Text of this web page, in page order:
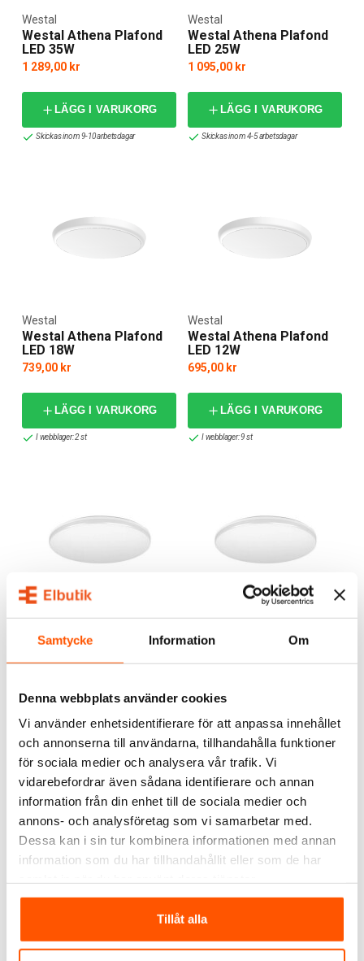
Samtycke Information Om
Denna webbplats använder cookies
Vi använder enhetsidentifierare för att anpassa innehållet
och annonserna till användarna, tillhandahålla funktioner
för sociala medier och analysera vår trafik. Vi
vidarebefordrar även sådana identifierare och annan
information från din enhet till de sociala medier och
annons- och analysföretag som vi samarbetar med.
Dessa kan i sin tur kombinera informationen med annan
information som du har tillhandahållit eller som de har
Tillåt alla
Westal Athena Plafond
LED 35W
Westal
1 289,00 kr
LÄGG I VARUKORG
Skickas inom 9-10 arbetsdagar
Westal Athena Plafond
LED 25W
Westal
1 095,00 kr
LÄGG I VARUKORG
Skickas inom 4-5 arbetsdagar
Westal Athena Plafond
LED 18W
Westal
739,00 kr
LÄGG I VARUKORG
I webblager: 2 st
Westal Athena Plafond
LED 12W
Westal
695,00 kr
LÄGG I VARUKORG
I webblager: 9 st
Westal Athena II Plafond
Sensor LED 25W
Westal
1 237,00 kr
Skickas inom 4-5 arbetsdagar
Westal Athena II Plafond
Westal
1 469,00 kr
Skickas inom 4-5 arbetsdagar
Westal Athena II Plafond
Sensor LED 12W
Westal Athena II Plafond
PIR-sensor 18W 3000K
Westal